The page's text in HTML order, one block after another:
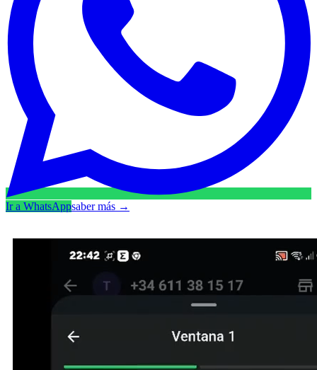
Ir a WhatsAppsaber más →